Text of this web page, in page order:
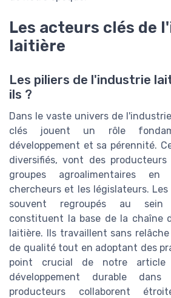
Les acteurs clés de
laitière
Les piliers de l'industrie
ils ?
Dans le vaste univers de
clés jouent un rôle
développement et sa pérennité.
diversifiés, vont des
groupes agroalimentaires
chercheurs et les législateurs.
souvent regroupés au sein
constituent la base de la chaîne
laitière. Ils travaillent sans
de qualité tout en adoptant des
point crucial de notre article
développement durable
producteurs collaborent